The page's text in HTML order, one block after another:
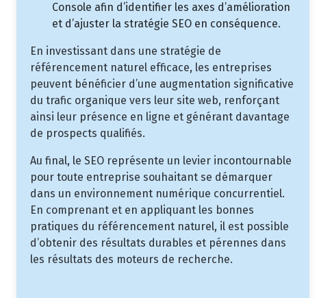
Console afin d’identifier les axes d’amélioration
et d’ajuster la stratégie SEO en conséquence.
En investissant dans une stratégie de
référencement naturel efficace, les entreprises
peuvent bénéficier d’une augmentation significative
du trafic organique vers leur site web, renforçant
ainsi leur présence en ligne et générant davantage
de prospects qualifiés.
Au final, le SEO représente un levier incontournable
pour toute entreprise souhaitant se démarquer
dans un environnement numérique concurrentiel.
En comprenant et en appliquant les bonnes
pratiques du référencement naturel, il est possible
d’obtenir des résultats durables et pérennes dans
les résultats des moteurs de recherche.